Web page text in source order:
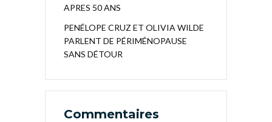
APRES 50 ANS
PENÉLOPE CRUZ ET OLIVIA WILDE
PARLENT DE PÉRIMÉNOPAUSE
SANS DÉTOUR
Commentaires